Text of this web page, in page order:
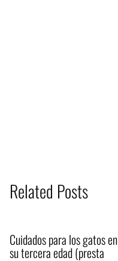
Related Posts
Cuidados para los gatos en
su tercera edad (presta